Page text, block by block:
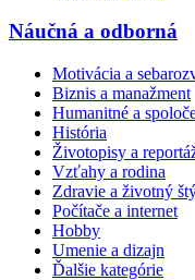
Náučná a odborná
Motivácia a
Biznis a manažment
Humanitné a
História
Životopisy a
Vzťahy a rodina
Zdravie a životný
Počítače a internet
Hobby
Umenie a dizajn
Ďalšie kategórie